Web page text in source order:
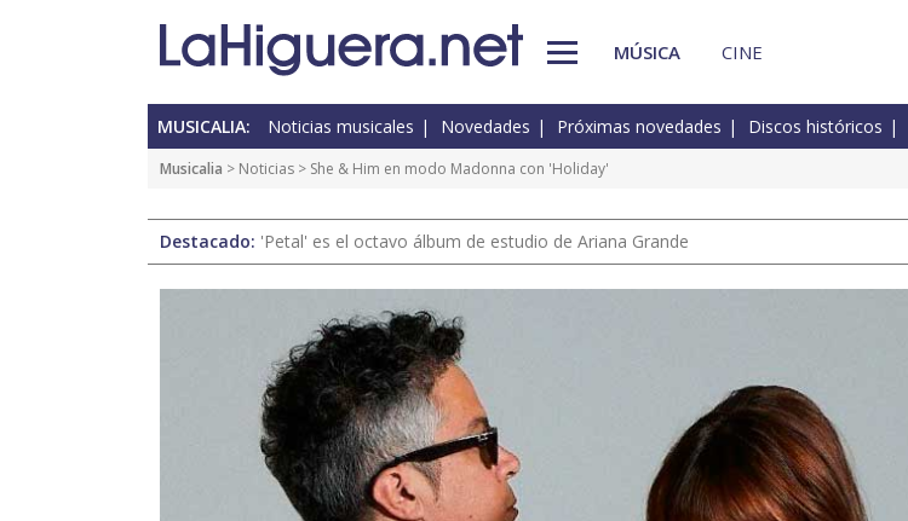
MÚSICA CINE
MUSICALIA: Noticias musicales Novedades Próximas novedades Discos históricos
Musicalia > Noticias > She & Him en modo Madonna con 'Holiday'
Destacado: 'Petal' es el octavo álbum de estudio de Ariana Grande